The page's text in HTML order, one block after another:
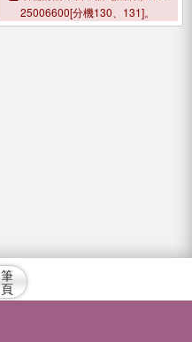
25006600[分機130、131]。
筆
頁